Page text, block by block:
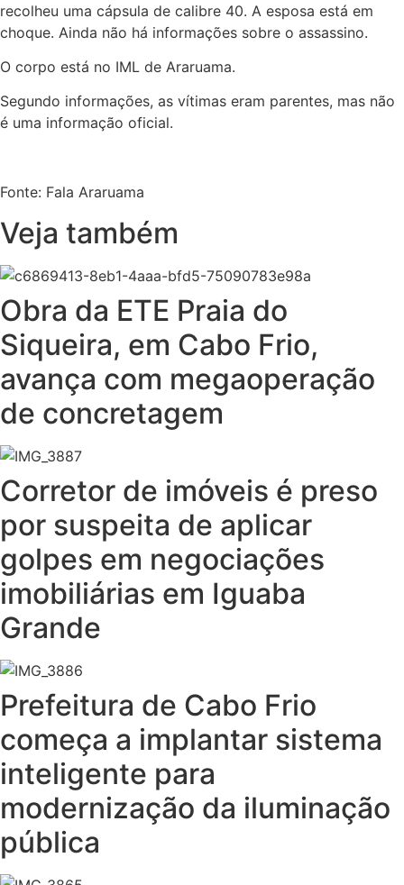
recolheu uma cápsula de calibre 40. A esposa está em
choque. Ainda não há informações sobre o assassino.
O corpo está no IML de Araruama.
Segundo informações, as vítimas eram parentes, mas não
é uma informação oficial.
Fonte: Fala Araruama
Veja também
Obra da ETE Praia do
Siqueira, em Cabo Frio,
avança com megaoperação
de concretagem
Corretor de imóveis é preso
por suspeita de aplicar
golpes em negociações
imobiliárias em Iguaba
Grande
Prefeitura de Cabo Frio
começa a implantar sistema
inteligente para
modernização da iluminação
pública